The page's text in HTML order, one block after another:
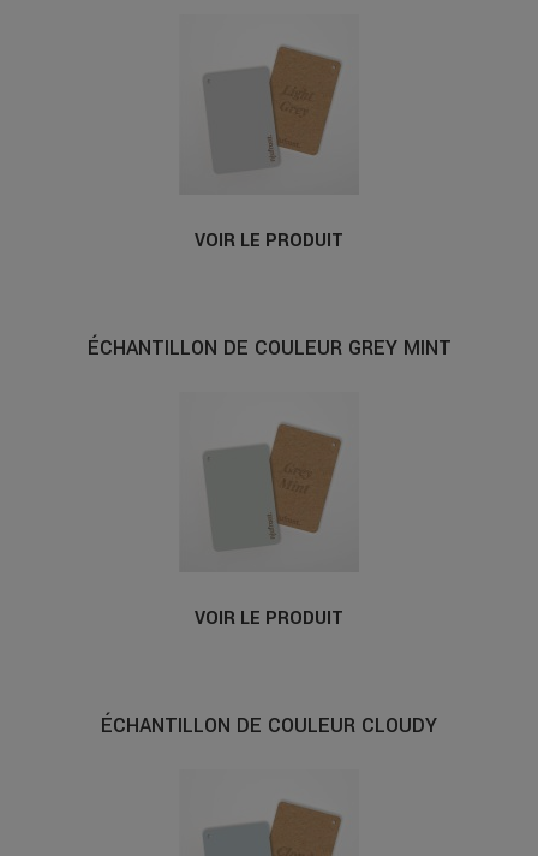
VOIR LE PRODUIT
ÉCHANTILLON DE COULEUR GREY MINT
VOIR LE PRODUIT
ÉCHANTILLON DE COULEUR CLOUDY